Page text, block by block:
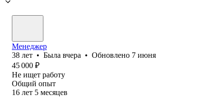
Менеджер
38 лет • Была вчера • Обновлено 7 июня
45 000 ₽
Не ищет работу
Общий опыт
16 лет 5 месяцев